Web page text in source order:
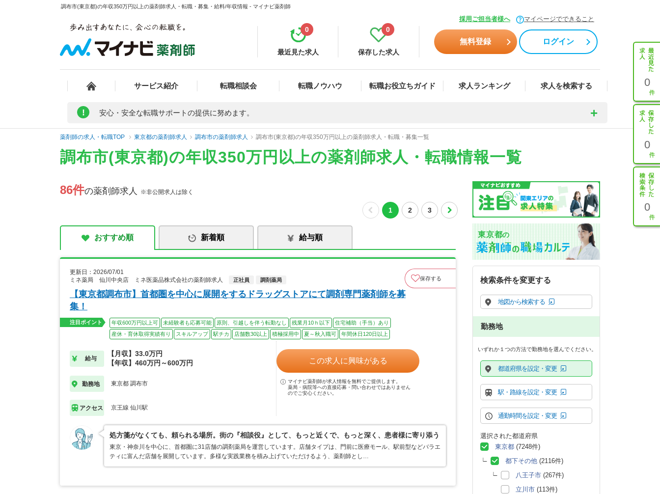
調布市(東京都)の年収350万円以上の薬剤師求人・転職・募集・給料/年収情報 - マイナビ薬剤師
採用ご担当者様へ マイページでできること
最近見た求人
0
保存した求人
0
無料登録 ログイン
サービス紹介 転職相談会 転職ノウハウ 転職お役立ちガイド 求人ランキング 求人を検索する 0
0
0
! 安心・安全な転職サポートの提供に努めます。
薬剤師の求人・転職TOP 東京都の薬剤師求人 調布市の薬剤師求人 調布市(東京都)の年収350万円以上の薬剤師求人・転職・募集一覧
調布市(東京都)の年収350万円以上の薬剤師求人・転職情報一覧
86件の薬剤師求人 ※非公開求人は除く
1 2 3
おすすめ順 新着順 給与順
更新日：2026/07/01
ミネ薬局 仙川中央店 ミネ医薬品株式会社の薬剤師求人
正社員 調剤薬局 保存する
【東京都調布市】首都圏を中心に展開をするドラッグストアにて調剤専門薬剤師を募
集！
注目ポイント 年収600万円以上可 未経験者も応募可能 原則、引越しを伴う転勤なし 残業月10ｈ以下
住宅補助（手当）あり
産休・育休取得実績有り
スキルアップ 駅チカ 店舗数30以上 積極採用中 夏～秋入職可 年間休日120日以上
給与
【月収】33.0万円
【年収】460万円～600万円
勤務地 東京都 調布市
アクセス 京王線 仙川駅
この求人に興味がある
マイナビ薬剤師が求人情報を無料でご提供します。
薬局・病院等への直接応募・問い合わせではありません
のでご安心ください。
処方箋がなくても、頼られる場所。街の『相談役』として、もっと近くで、もっと深く、患者様に寄り添う
東京・神奈川を中心に、首都圏に31店舗の調剤薬局を運営しています。店舗タイプは、門前に医療モール、駅前型などバラエ
ティに富んだ店舗を展開しています。多様な実践業務を積み上げていただけるよう、薬剤師とし…
東京都の
検索条件を変更する
地図から検索する
勤務地
いずれか１つの方法で勤務地を選んでください。
都道府県を設定・変更
駅・路線を設定・変更
通勤時間を設定・変更
選択された都道府県
東京都 (7248件)
都下その他 (2116件)
八王子市 (267件)
立川市 (113件)